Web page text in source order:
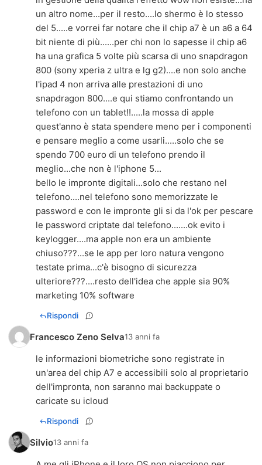
un altro nome...per il resto....lo shermo è lo stesso
del 5.....e vorrei far notare che il chip a7 è un a6 a 64
bit niente di più......per chi non lo sapesse il chip a6
ha una grafica 5 volte più scarsa di uno snapdragon
800 (sony xperia z ultra e lg g2)....e non solo anche
l'ipad 4 non arriva alle prestazioni di uno
snapdragon 800....e qui stiamo confrontando un
telefono con un tablet!!.....la mossa di apple
quest'anno è stata spendere meno per i componenti
e pensare meglio a come usarli.....solo che se
spendo 700 euro di un telefono prendo il
meglio...che non è l'iphone 5...
bello le impronte digitali...solo che restano nel
telefono....nel telefono sono memorizzate le
password e con le impronte gli si da l'ok per pescare
le password criptate dal telefono.......ok evito i
keylogger....ma apple non era un ambiente
chiuso???...se le app per loro natura vengono
testate prima...c'è bisogno di sicurezza
ulteriore???....resto dell'idea che apple sia 90%
marketing 10% software
Rispondi
Francesco Zeno Selva13 anni fa
le informazioni biometriche sono registrate in
un'area del chip A7 e accessibili solo al proprietario
dell'impronta, non saranno mai backuppate o
caricate su icloud
Rispondi
Silvio13 anni fa